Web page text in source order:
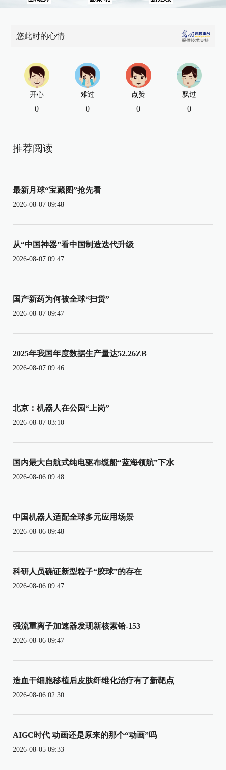
您此时的心情
开心
0
难过
0
点赞
0
飘过
0
推荐阅读
最新月球“宝藏图”抢先看
2026-08-07 09:48
从“中国神器”看中国制造迭代升级
2026-08-07 09:47
国产新药为何被全球“扫货”
2026-08-07 09:47
2025年我国年度数据生产量达52.26ZB
2026-08-07 09:46
北京：机器人在公园“上岗”
2026-08-07 03:10
国内最大自航式纯电驱布缆船“蓝海领航”下水
2026-08-06 09:48
中国机器人适配全球多元应用场景
2026-08-06 09:48
科研人员确证新型粒子“胶球”的存在
2026-08-06 09:47
强流重离子加速器发现新核素铪-153
2026-08-06 09:47
造血干细胞移植后皮肤纤维化治疗有了新靶点
2026-08-06 02:30
AIGC时代 动画还是原来的那个“动画”吗
2026-08-05 09:33